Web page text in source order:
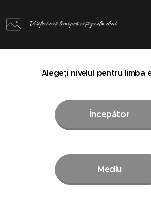
Verifică câți bani poți câștiga din chat
Alegeți nivelul pentru limba
Începător
Mediu